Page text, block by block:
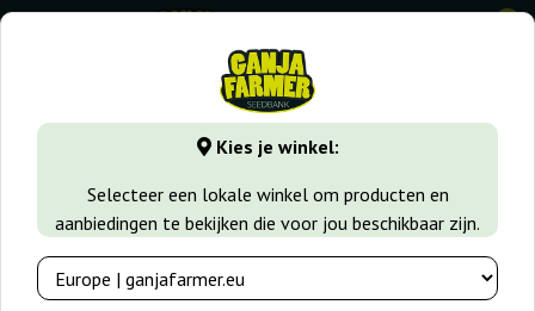
Kies je winkel:
Selecteer een lokale winkel om producten en
aanbiedingen te bekijken die voor jou beschikbaar zijn.
0
GanjaFarmer.nl Zaadsoorten Sativa zaden Auto Purple